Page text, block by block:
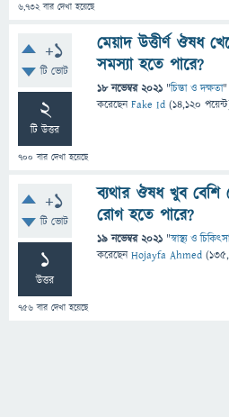
6,732বার দেখা হয়েছে
+1
টি ভোট
2
টি উত্তর
700 বার দেখা হয়েছে
মেয়াদ উত্তীর্ণ ঔষধ
সমস্যা হতে পারে?
18 নভেম্বর 2021 "চিন্তা ও দক্ষতা"
করেছেনFake Id (14,120
+1
টি ভোট
1
উত্তর
756 বার দেখা হয়েছে
ব্যথার ঔষধ খুব বেশি
রোগ হতে পারে?
19 নভেম্বর 2021 "স্বাস্থ্য ও চিকিৎসা
করেছেনHojayfa Ahmed (